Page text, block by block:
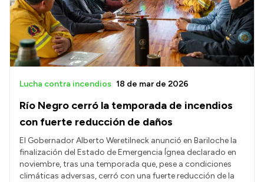
Río Negro cerró la temporada de incendios
con fuerte reducción de daños
Lucha contra incendios 18 de mar de 2026
El Gobernador Alberto Weretilneck anunció en Bariloche la
finalización del Estado de Emergencia Ígnea declarado en
noviembre, tras una temporada que, pese a condiciones
climáticas adversas, cerró con una fuerte reducción de la